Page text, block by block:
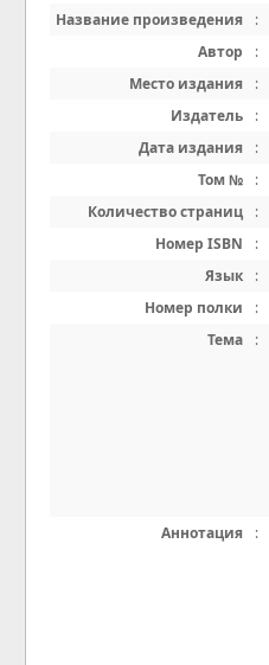
Название произведения
:
Автор
:
Место издания
:
Издатель
:
Дата издания
:
Том №
:
Количество страниц
:
Номер ISBN
:
Язык
:
Номер полки
:
Тема
:
Аннотация
: